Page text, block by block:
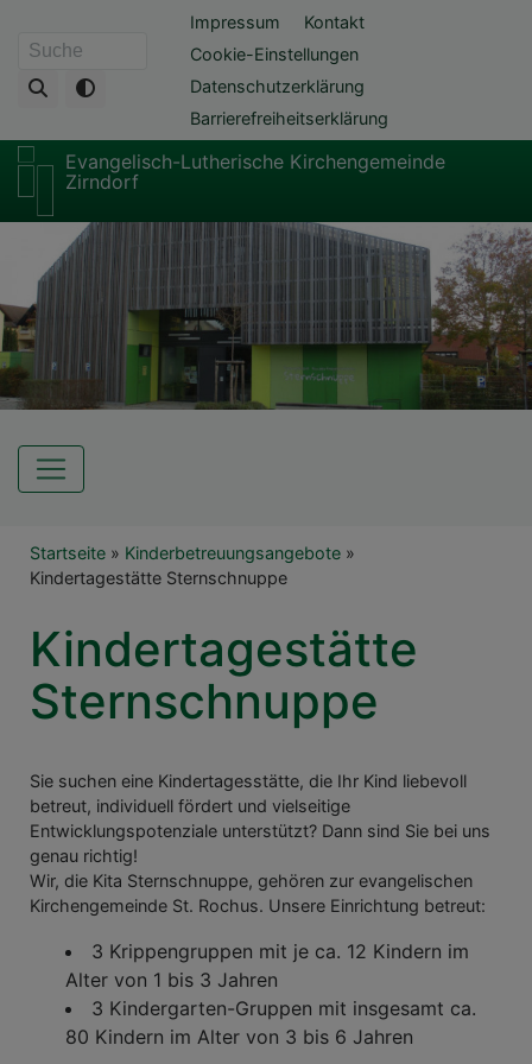
zum
Suche
Fußbereichsmenü
Impressum
Kontakt
Cookie-Einstellungen
Datenschutzerklärung
Barrierefreiheitserklärung
Evangelisch-Lutherische Kirchengemeinde
Zirndorf
Hauptnavigation
Breadcrumb
Startseite
Kinderbetreuungsangebote
Kindertagestätte Sternschnuppe
Kindertagestätte
Sternschnuppe
Sie suchen eine Kindertagesstätte, die Ihr Kind liebevoll
betreut, individuell fördert und vielseitige
Entwicklungspotenziale unterstützt? Dann sind Sie bei uns
genau richtig!
Wir, die Kita Sternschnuppe, gehören zur evangelischen
Kirchengemeinde St. Rochus. Unsere Einrichtung betreut:
3 Krippengruppen mit je ca. 12 Kindern im
Alter von 1 bis 3 Jahren
3 Kindergarten-Gruppen mit insgesamt ca.
80 Kindern im Alter von 3 bis 6 Jahren